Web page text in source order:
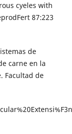
cyeles with
87:223
de
carne en la
Facultad de